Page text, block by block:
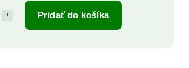
Pridať do košíka